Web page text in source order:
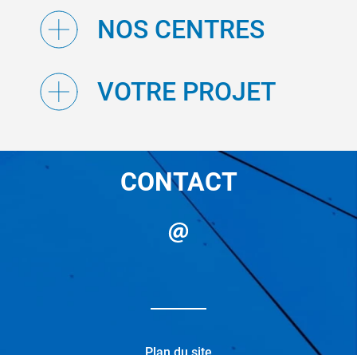
NOS CENTRES
VOTRE PROJET
CONTACT